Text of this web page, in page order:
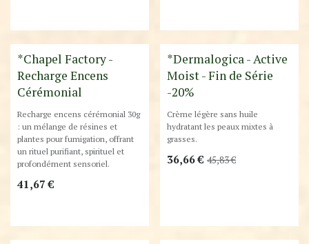
*Chapel Factory -
Recharge Encens
Cérémonial
Recharge encens cérémonial 30g
: un mélange de résines et
plantes pour fumigation, offrant
un rituel purifiant, spirituel et
profondément sensoriel.
41,67 €
Destockage
*Dermalogica - Active
Moist - Fin de Série
-20%
Crème légère sans huile
hydratant les peaux mixtes à
grasses.
36,66€ 45,83€